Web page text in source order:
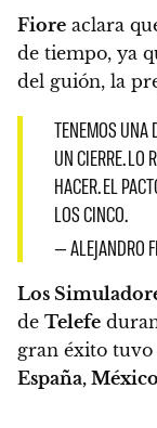
Fiore aclara
de tiempo, ya
del guión, la
TENEMOS UNA
UN CIERRE. LO
HACER. EL
LOS CINCO.
— ALEJANDRO
Los
de Telefe
gran éxito tuvo
España,